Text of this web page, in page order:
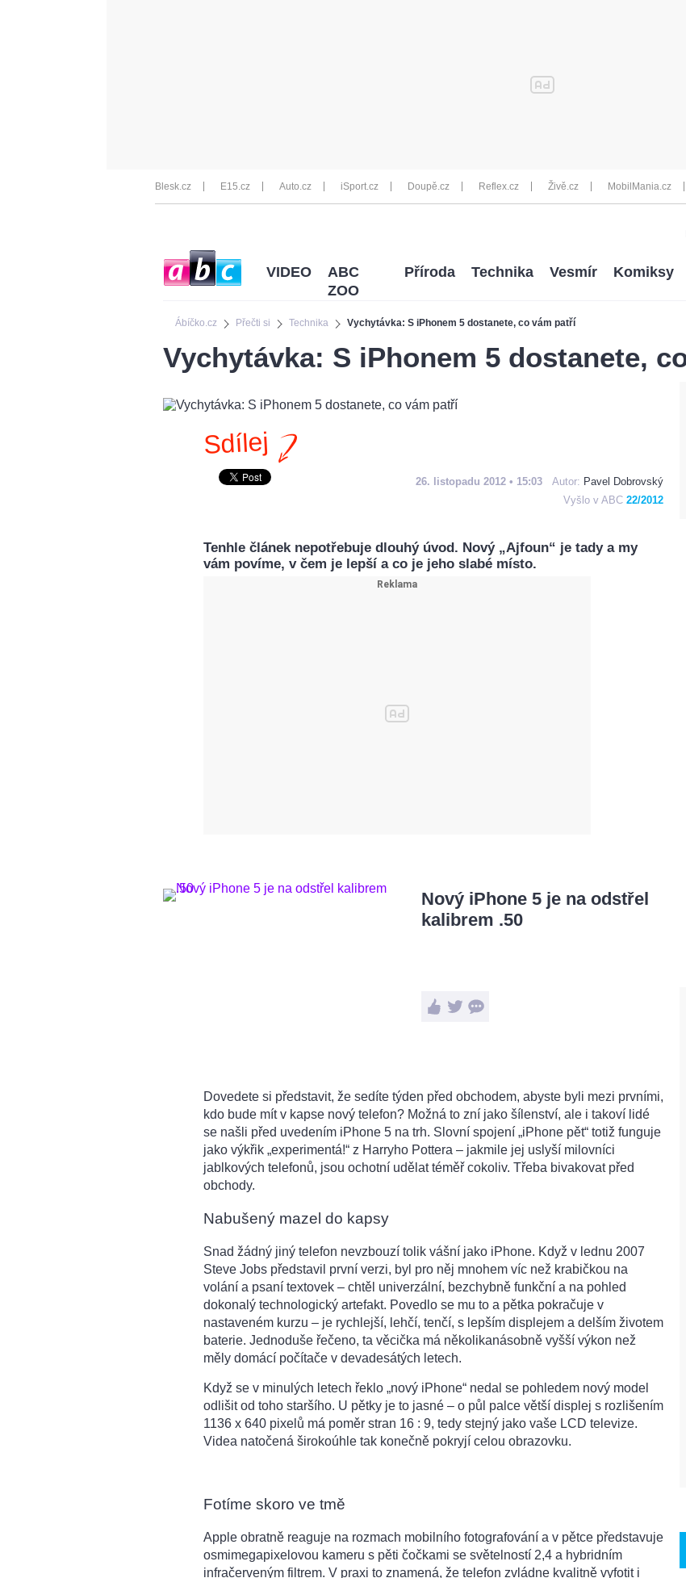
Blesk.cz E15.cz Auto.cz iSport.cz Doupě.cz Reflex.cz Živě.cz MobilMania.cz
Ábíčko.cz Přečti si Technika Vychytávka: S iPhonem 5 dostanete, co vám patří
VIDEO
ABC
ZOO
Příroda Technika Vesmír Komiksy
Vychytávka: S iPhonem 5 dostanete,
Sdílej
26. listopadu 2012 • 15:03 Autor: Pavel Dobrovský
Vyšlo v ABC 22/2012
Tenhle článek nepotřebuje dlouhý úvod. Nový „Ajfoun“ je tady a my
vám povíme, v čem je lepší a co je jeho slabé místo.
Nový iPhone 5 je na odstřel
kalibrem .50
Dovedete si představit, že sedíte týden před obchodem, abyste byli mezi prvními,
kdo bude mít v kapse nový telefon? Možná to zní jako šílenství, ale i takoví lidé
se našli před uvedením iPhone 5 na trh. Slovní spojení „iPhone pět“ totiž funguje
jako výkřik „experimentá!“ z Harryho Pottera – jakmile jej uslyší milovníci
jablkových telefonů, jsou ochotní udělat téměř cokoliv. Třeba bivakovat před
obchody.
Nabušený mazel do kapsy
Snad žádný jiný telefon nevzbouzí tolik vášní jako iPhone. Když v lednu 2007
Steve Jobs představil první verzi, byl pro něj mnohem víc než krabičkou na
volání a psaní textovek – chtěl univerzální, bezchybně funkční a na pohled
dokonalý technologický artefakt. Povedlo se mu to a pětka pokračuje v
nastaveném kurzu – je rychlejší, lehčí, tenčí, s lepším displejem a delším životem
baterie. Jednoduše řečeno, ta věcička má několikanásobně vyšší výkon než
měly domácí počítače v devadesátých letech.
Když se v minulých letech řeklo „nový iPhone“ nedal se pohledem nový model
odlišit od toho staršího. U pětky je to jasné – o půl palce větší displej s rozlišením
1136 x 640 pixelů má poměr stran 16 : 9, tedy stejný jako vaše LCD televize.
Videa natočená širokoúhle tak konečně pokryjí celou obrazovku.
Fotíme skoro ve tmě
Apple obratně reaguje na rozmach mobilního fotografování a v pětce představuje
osmimegapixelovou kameru s pěti čočkami se světelností 2,4 a hybridním
infračerveným filtrem. V praxi to znamená, že telefon zvládne kvalitně vyfotit i